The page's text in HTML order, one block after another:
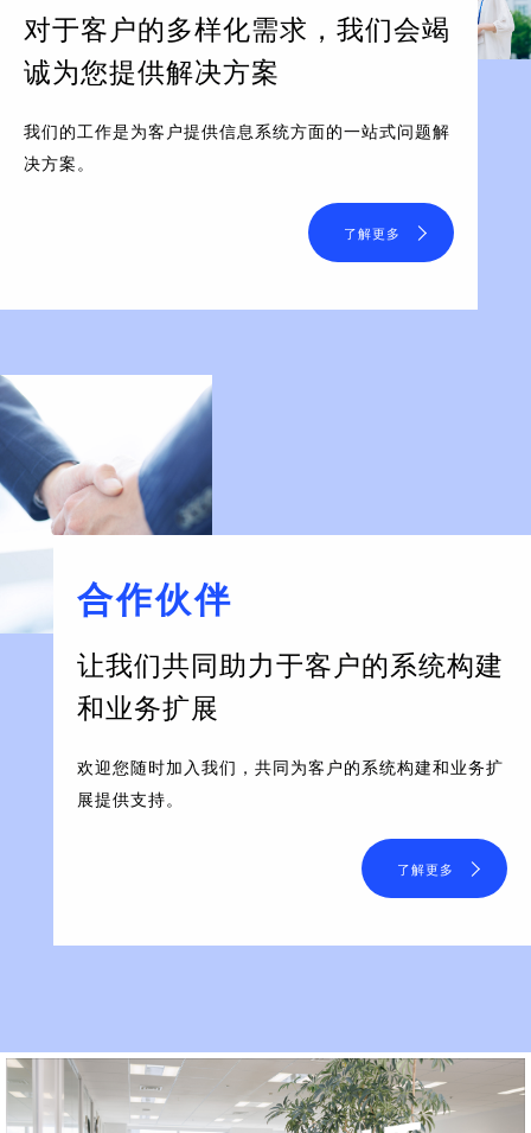
对于客户的多样化需求， 我们会竭
诚为您提供解决方案
我们的工作是为客户提供信息系统方面的一站式问题解
决方案。
了解更多
合作伙伴
让我们共同助力于客户的系统构建
和业务扩展
欢迎您随时加入我们，共同为客户的系统构建和业务扩
展提供支持。
了解更多